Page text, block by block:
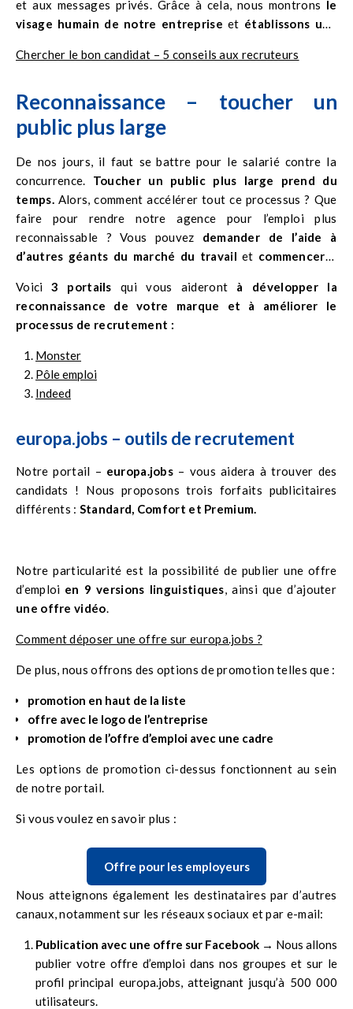
et aux messages privés. Grâce à cela, nous montrons le
visage humain de notre entreprise et établissons une
Chercher le bon candidat – 5 conseils aux recruteurs
Reconnaissance – toucher un
public plus large
De nos jours, il faut se battre pour le salarié contre la
concurrence. Toucher un public plus large prend du
temps.Alors, comment accélérer tout ce processus ? Que
faire pour rendre notre agence pour l’emploi plus
reconnaissable ? Vous pouvez demander de l’aide à
d’autres géants du marché du travail et commencer à
Voici 3 portails qui vous aideront à développer la
reconnaissance de votre marque et à améliorer le
processus de recrutement :
Monster
Pôle emploi
Indeed
europa.jobs – outils de recrutement
Notre portail – europa.jobs – vous aidera à trouver des
candidats ! Nous proposons trois forfaits publicitaires
différents : Standard, Comfort et Premium.
Notre particularité est la possibilité de publier une offre
d’emploi en 9 versions linguistiques, ainsi que d’ajouter
une offre vidéo.
Comment déposer une offre sur europa.jobs ?
De plus, nous offrons des options de promotion telles que :
promotion en haut de la liste
offre avec le logo de l’entreprise
promotion de l’offre d’emploi avec une cadre
Les options de promotion ci-dessus fonctionnent au sein
de notre portail.
Si vous voulez en savoir plus :
Offre pour les employeurs
Nous atteignons également les destinataires par d’autres
canaux, notamment sur les réseaux sociaux et par e-mail:
Publication avec une offre sur Facebook → Nous allons
publier votre offre d’emploi dans nos groupes et sur le
profil principal europa.jobs, atteignant jusqu’à 500 000
utilisateurs.